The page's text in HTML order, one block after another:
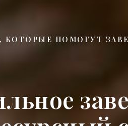
КОТОРЫЕ ПОМОГУТ